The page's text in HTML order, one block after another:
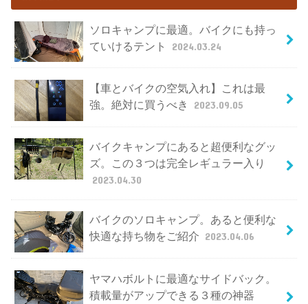
ソロキャンプに最適。バイクにも持っ
ていけるテント
2024.03.24
【車とバイクの空気入れ】これは最
強。絶対に買うべき
2023.09.05
バイクキャンプにあると超便利なグッ
ズ。この３つは完全レギュラー入り
2023.04.30
バイクのソロキャンプ。あると便利な
快適な持ち物をご紹介 2023.04.06
ヤマハボルトに最適なサイドバック。
積載量がアップできる３種の神器